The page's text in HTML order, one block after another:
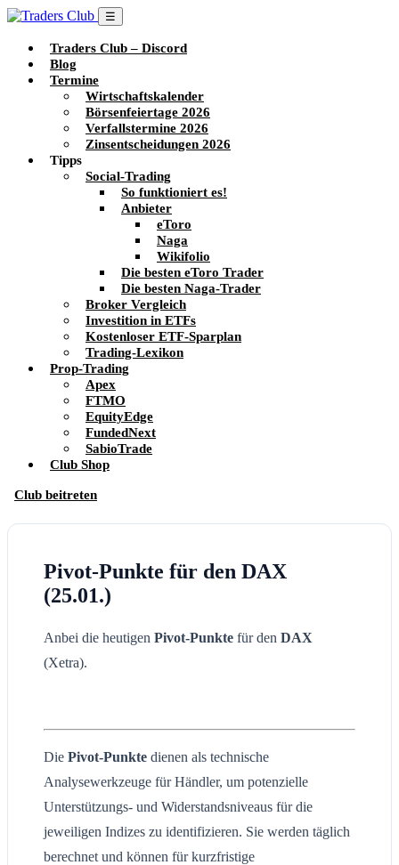
☰
Traders Club – Discord
Blog
Termine
Wirtschaftskalender
Börsenfeiertage 2026
Verfallstermine 2026
Zinsentscheidungen 2026
Tipps
Social-Trading
So funktioniert es!
Anbieter
eToro
Naga
Wikifolio
Die besten eToro Trader
Die besten Naga-Trader
Broker Vergleich
Investition in ETFs
Kostenloser ETF-Sparplan
Trading-Lexikon
Prop-Trading
Apex
FTMO
EquityEdge
FundedNext
SabioTrade
Club Shop
Club beitreten
Pivot-Punkte für den DAX
(25.01.)
Anbei die heutigen Pivot-Punkte für den DAX
(Xetra).
Die Pivot-Punkte dienen als technische
Analysewerkzeuge für Händler, um potenzielle
Unterstützungs- und Widerstandsniveaus für die
jeweiligen Indizes zu identifizieren. Sie werden täglich
berechnet und können für kurzfristige